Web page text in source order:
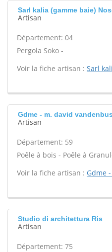
Sarl kalia (gamme baie)
Artisan
Département: 04
Pergola Soko -
Voir la fiche artisan : Sarl
Gdme - m. david
Artisan
Département: 59
Poêle à bois - Poêle à
Voir la fiche artisan : Gdme
Studio di architettura Ris
Artisan
Département: 75